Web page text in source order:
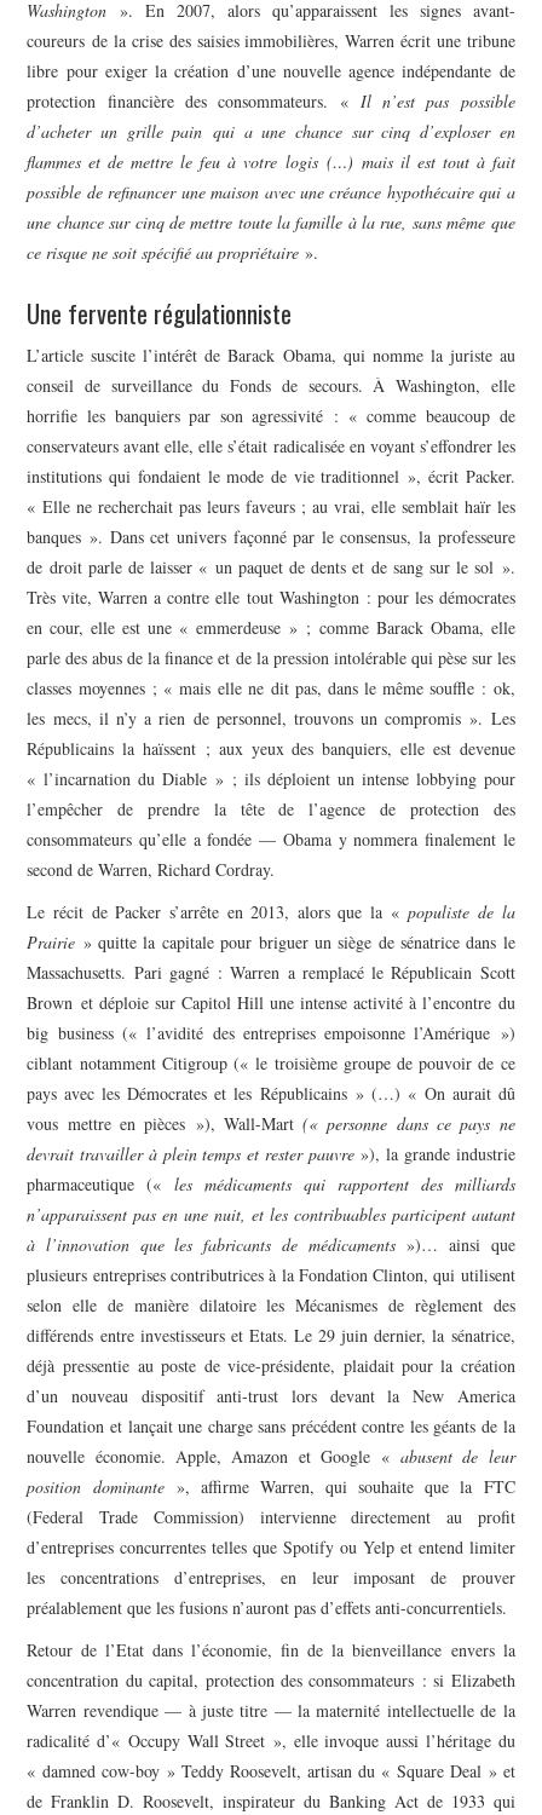
Washington ». En 2007, alors qu’apparaissent les signes avant-
coureurs de la crise des saisies immobilières, Warren écrit une tribune
libre pour exiger la création d’une nouvelle agence indépendante de
protection financière des consommateurs. « Il n’est pas possible
d’acheter un grille pain qui a une chance sur cinq d’exploser en
flammes et de mettre le feu à votre logis (…) mais il est tout à fait
possible de refinancer une maison avec une créance hypothécaire qui a
une chance sur cinq de mettre toute la famille à la rue, sans même que
ce risque ne soit spécifié au propriétaire».
Une fervente régulationniste
L’article suscite l’intérêt de Barack Obama, qui nomme la juriste au
conseil de surveillance du Fonds de secours. À Washington, elle
horrifie les banquiers par son agressivité : « comme beaucoup de
conservateurs avant elle, elle s’était radicalisée en voyant s’effondrer les
institutions qui fondaient le mode de vie traditionnel », écrit Packer.
« Elle ne recherchait pas leurs faveurs ; au vrai, elle semblait haïr les
banques ». Dans cet univers façonné par le consensus, la professeure
de droit parle de laisser « un paquet de dents et de sang sur le sol ».
Très vite, Warren a contre elle tout Washington : pour les démocrates
en cour, elle est une « emmerdeuse » ; comme Barack Obama, elle
parle des abus de la finance et de la pression intolérable qui pèse sur les
classes moyennes ; « mais elle ne dit pas, dans le même souffle : ok,
les mecs, il n’y a rien de personnel, trouvons un compromis ». Les
Républicains la haïssent ; aux yeux des banquiers, elle est devenue
« l’incarnation du Diable » ; ils déploient un intense lobbying pour
l’empêcher de prendre la tête de l’agence de protection des
consommateurs qu’elle a fondée — Obama y nommera finalement le
second de Warren, Richard Cordray.
Le récit de Packer s’arrête en 2013, alors que la «populiste de la
Prairie » quitte la capitale pour briguer un siège de sénatrice dans le
Massachusetts. Pari gagné : Warren a remplacé le Républicain Scott
Brown et déploie sur Capitol Hill une intense activité à l’encontre du
big business (« l’avidité des entreprises empoisonne l’Amérique »)
ciblant notamment Citigroup (« le troisième groupe de pouvoir de ce
pays avec les Démocrates et les Républicains » (…) « On aurait dû
vous mettre en pièces »), Wall-Mart(« personne dans ce pays ne
devrait travailler à plein temps et rester pauvre»), la grande industrie
pharmaceutique (« les médicaments qui rapportent des milliards
n’apparaissent pas en une nuit, et les contribuables participent autant
à l’innovation que les fabricants de médicaments»)… ainsi que
plusieurs entreprises contributrices à la Fondation Clinton, qui utilisent
selon elle de manière dilatoire les Mécanismes de règlement des
différends entre investisseurs et Etats. Le 29 juin dernier, la sénatrice,
déjà pressentie au poste de vice-présidente, plaidait pour la création
d’un nouveau dispositif anti-trust lors devant la New America
Foundation et lançait une charge sans précédent contre les géants de la
nouvelle économie. Apple, Amazon et Google «abusent de leur
position dominante », affirme Warren, qui souhaite que la FTC
(Federal Trade Commission) intervienne directement au profit
d’entreprises concurrentes telles que Spotify ou Yelp et entend limiter
les concentrations d’entreprises, en leur imposant de prouver
préalablement que les fusions n’auront pas d’effets anti-concurrentiels.
Retour de l’Etat dans l’économie, fin de la bienveillance envers la
concentration du capital, protection des consommateurs : si Elizabeth
Warren revendique — à juste titre — la maternité intellectuelle de la
radicalité d’« Occupy Wall Street », elle invoque aussi l’héritage du
« damned cow-boy » Teddy Roosevelt, artisan du « Square Deal » et
de Franklin D. Roosevelt, inspirateur du Banking Act de 1933 qui